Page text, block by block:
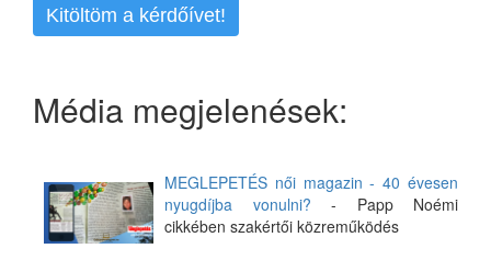
Kitöltöm a kérdőívet!
Média megjelenések:
MEGLEPETÉS női magazin - 40 évesen
nyugdíjba vonulni? - Papp Noémi
cikkében szakértői közreműködés